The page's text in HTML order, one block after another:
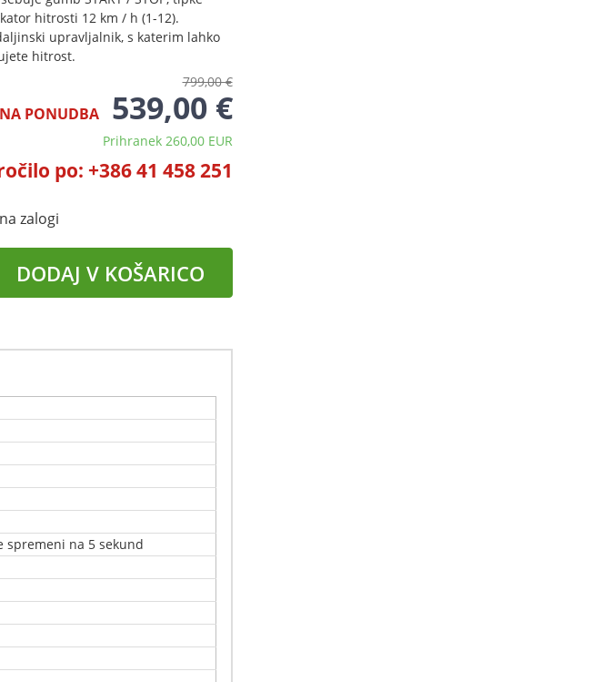
hitrosti 12 km / h (1-12).
upravljalnik, s katerim lahko
hitrost.
799,00 €
PONUDBA 539,00 €
Prihranek 260,00 EUR
po: +386 41 458 251
zalogi
DODAJ V KOŠARICO
spremeni na 5 sekund